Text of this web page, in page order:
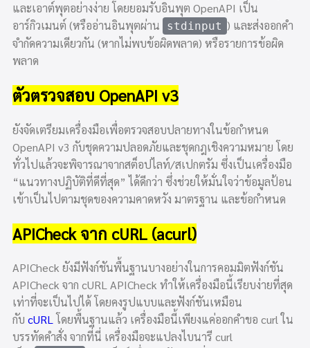
และเอาต์พุตอย่างง่าย โดยยอมรับอินพุต OpenAPI เป็น
อาร์กิวเมนต์ (หรืออ่านอินพุตผ่าน
stdinput ) และส่งออกคำ
จำกัดความเดียวกัน (หากไม่พบข้อผิดพลาด) หรือรายการข้อผิด
พลาด
ตัวตรวจสอบ OpenAPI v3
ยังจัดเตรียมเครื่องมือเพื่อตรวจสอบปลายทางในข้อกำหนด
OpenAPI v3 กับชุดความปลอดภัยและชุดกฎเชิงความหมาย โดย
ทั่วไปแล้วจะพิจารณาจากสต็อปไลท์/สเปกตรัม ซึ่งเป็นเครื่องมือ
“แนวทางปฏิบัติที่ดีที่สุด” ได้ดีกว่า ซึ่งช่วยให้มั่นใจว่าข้อมูลป้อน
เข้าเป็นไปตามชุดของความคาดหวัง มาตรฐาน และข้อกำหนด
APICheck จาก cURL (acurl)
APICheck ยังมีฟังก์ชันพื้นฐานบางอย่างในการคอมมิตฟังก์ชัน
APICheck จาก cURL APICheck ทำให้เครื่องมือนี้เรียบง่ายที่สุด
เท่าที่จะเป็นไปได้ โดยคงรูปแบบและฟังก์ชันเหมือน
กับ cURL โดยพื้นฐานแล้ว เครื่องมือนี้เพียงแค่ออกคำขอ curl ใน
บรรทัดคำสั่ง จากที่นี่ เครื่องมือจะแปลงไบนารี curl